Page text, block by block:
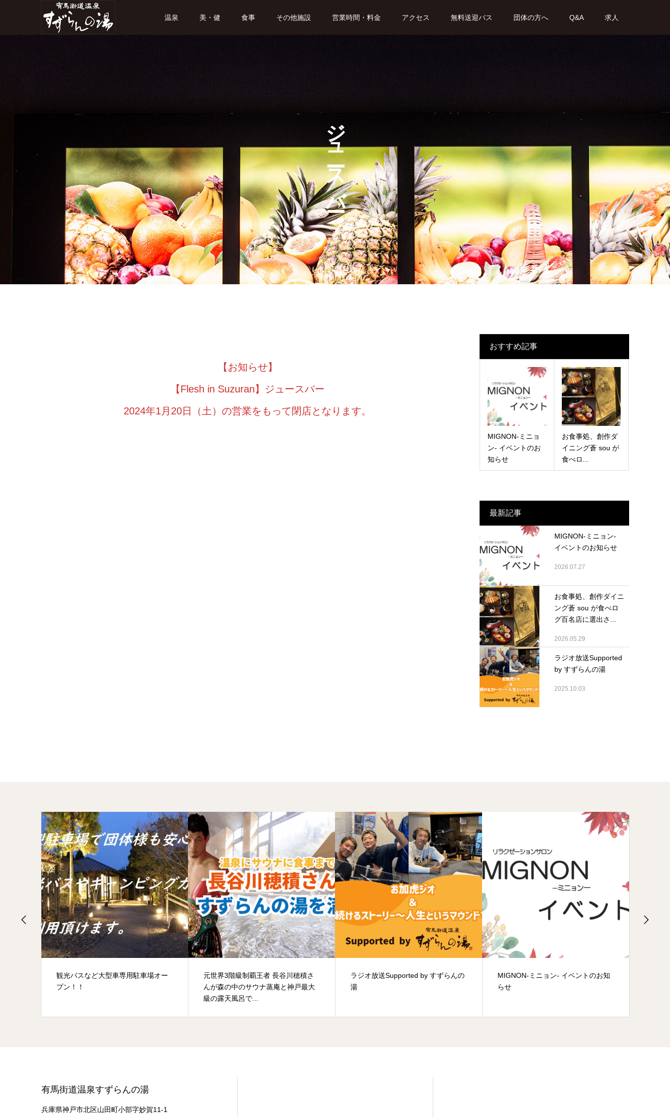
温泉 美・健 食事 その他施設 営業時間・料金 アクセス 無料送迎バス 団体の方へ Q&A 求人
ジュースバー
【お知らせ】
【Flesh in Suzuran】ジュースバー
2024年1月20日（土）の営業をもって閉店となります。
おすすめ記事
MIGNON-ミニョ
ン- イベントのお
知らせ
お食事処、創作ダ
イニング蒼 sou が
食べロ...
最新記事
MIGNON-ミニョン-
イベントのお知らせ
2026.07.27
お食事処、創作ダイニ
ング蒼 sou が食べロ
グ百名店に選出さ...
2026.05.29
ラジオ放送Supported
by すずらんの湯
2025.10.03
観光バスなど大型車専用駐車場オー
プン！！
元世界3階級制覇王者 長谷川穂積さ
んが森の中のサウナ蒸庵と神戸最大
級の露天風呂で...
ラジオ放送Supported by すずらんの
湯
MIGNON-ミニョン- イベントのお知
らせ
有馬街道温泉すずらんの湯
兵庫県神戸市北区山田町小部字妙賀11-1